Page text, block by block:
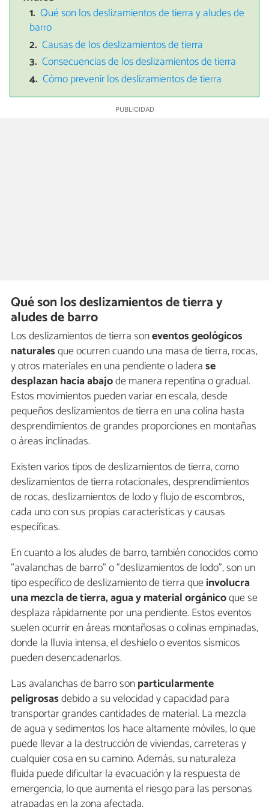
Qué son los deslizamientos de tierra y aludes de
barro
Causas de los deslizamientos de tierra
Consecuencias de los deslizamientos de tierra
Cómo prevenir los deslizamientos de tierra
Qué son los deslizamientos de tierra y
aludes de barro
Los deslizamientos de tierra soneventos geológicos
naturalesque ocurren cuando una masa de tierra, rocas,
y otros materiales en una pendiente o laderase
desplazan hacia abajode manera repentina o gradual.
Estos movimientos pueden variar en escala, desde
pequeños deslizamientos de tierra en una colina hasta
desprendimientos de grandes proporciones en montañas
o áreas inclinadas.
Existen varios tipos de deslizamientos de tierra, como
deslizamientos de tierra rotacionales, desprendimientos
de rocas, deslizamientos de lodo y flujo de escombros,
cada uno con sus propias características y causas
específicas.
En cuanto a los aludes de barro, también conocidos como
"avalanchas de barro" o "deslizamientos de lodo", son un
tipo específico de deslizamiento de tierra queinvolucra
una mezcla de tierra, agua y material orgánicoque se
desplaza rápidamente por una pendiente. Estos eventos
suelen ocurrir en áreas montañosas o colinas empinadas,
donde la lluvia intensa, el deshielo o eventos sísmicos
pueden desencadenarlos.
Las avalanchas de barro sonparticularmente
peligrosasdebido a su velocidad y capacidad para
transportar grandes cantidades de material. La mezcla
de agua y sedimentos los hace altamente móviles, lo que
puede llevar a la destrucción de viviendas, carreteras y
cualquier cosa en su camino. Además, su naturaleza
fluida puede dificultar la evacuación y la respuesta de
emergencia, lo que aumenta el riesgo para las personas